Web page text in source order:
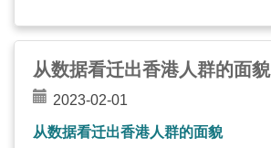
从数据看迁出香港人群的面貌
2023-02-01
从数据看迁出香港人群的面貌